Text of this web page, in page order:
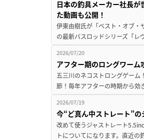
日本の釣具メーカー社長
た動画も公開！
伊東由樹氏が「ベスト・オブ・
の最新バスロッドシリーズ「
2026/07/20
アフター期のロングワー
五三川のネコストロングゲー
節！毎年アフターの時期から
2026/07/19
今“ど真ん中ストレート”
改めて使うジャストレート
トについてになります。直近